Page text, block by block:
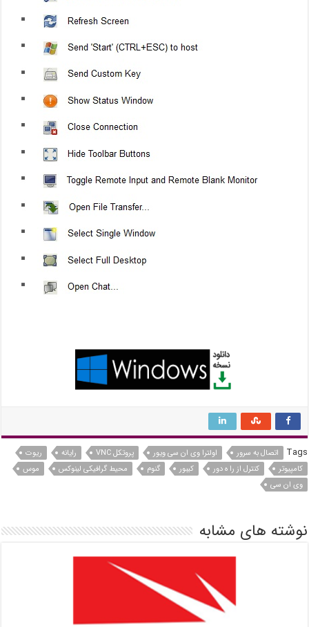
Tags اتصال به سرور اولترا وی ان سی ویور پروتکل VNC رایانه
ریوت
کامپیوتر
کنترل از را ه دور کیبور گنوم محیط گرافیکی لینوکس
موس
وی ان سی
نوشته های مشابه